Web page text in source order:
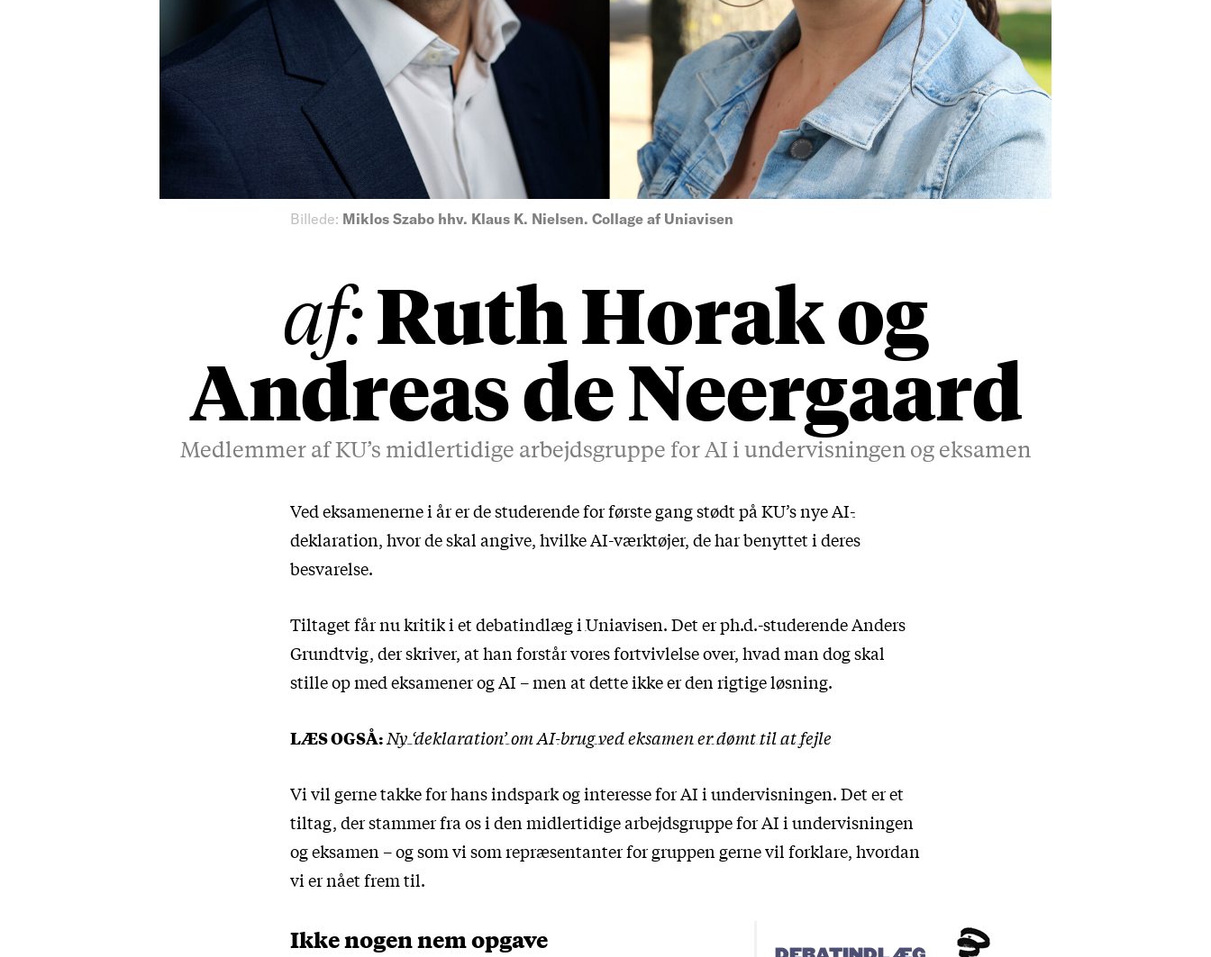
Billede: Miklos Szabo hhv. Klaus K. Nielsen. Collage af Uniavisen
af:Ruth Horak og
Andreas de Neergaard
Medlemmer af KU’s midlertidige arbejdsgruppe for AI i undervisningen og eksamen
Ved eksamenerne i år er de studerende for første gang stødt på KU’s nyeAI-
deklaration, hvor de skal angive, hvilke AI-værktøjer, de har benyttet i deres
besvarelse.
Tiltaget får nu kritik i etdebatindlæg i Uniavisen. Det er ph.d.-studerende Anders
Grundtvig, der skriver, at han forstår vores fortvivlelse over, hvad man dog skal
stille op med eksamener og AI – men at dette ikke er den rigtige løsning.
LÆS OGSÅ:Ny ‘deklaration’ om AI-brug ved eksamen er dømt til at fejle
Vi vil gerne takke for hans indspark og interesse for AI i undervisningen. Det er et
tiltag, der stammer fra os i den midlertidige arbejdsgruppe for AI i undervisningen
og eksamen – og som vi som repræsentanter for gruppen gerne vil forklare, hvordan
vi er nået frem til.
Ikke nogen nem opgave